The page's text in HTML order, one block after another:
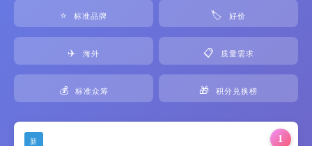
⭐ 标准品牌 🏷️ 好价
✈️ 海外 📋 质量需求
💰 标准众筹 🎁 积分兑换榜
1
新